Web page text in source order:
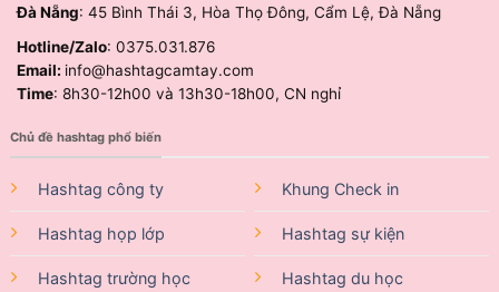
Đà Nẵng: 45 Bình Thái 3, Hòa Thọ Đông, Cẩm Lệ, Đà Nẵng
Hotline/Zalo: 0375.031.876
Email: info@hashtagcamtay.com
Time: 8h30-12h00 và 13h30-18h00, CN nghỉ
Chủ đề hashtag phổ biến
Hashtag công ty
Hashtag họp lớp
Hashtag trường học
Khung Check in
Hashtag sự kiện
Hashtag du học